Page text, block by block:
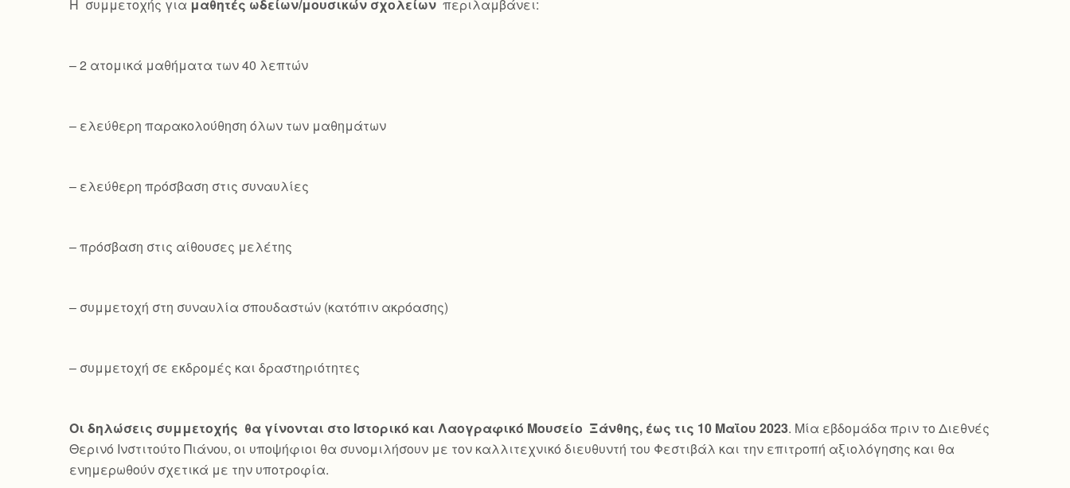
Η συμμετοχής για μαθητές ωδείων/μουσικών σχολείων περιλαμβάνει:
– 2 ατομικά μαθήματα των 40 λεπτών
– ελεύθερη παρακολούθηση όλων των μαθημάτων
– ελεύθερη πρόσβαση στις συναυλίες
– πρόσβαση στις αίθουσες μελέτης
– συμμετοχή στη συναυλία σπουδαστών (κατόπιν ακρόασης)
– συμμετοχή σε εκδρομές και δραστηριότητες
Οι δηλώσεις συμμετοχής θα γίνονται στο Ιστορικό και Λαογραφικό Μουσείο Ξάνθης, έως τις 10 Μαΐου 2023. Μία εβδομάδα πριν το Διεθνές
Θερινό Ινστιτούτο Πιάνου, οι υποψήφιοι θα συνομιλήσουν με τον καλλιτεχνικό διευθυντή του Φεστιβάλ και την επιτροπή αξιολόγησης και θα
ενημερωθούν σχετικά με την υποτροφία.